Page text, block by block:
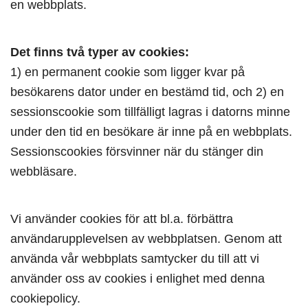
en webbplats.
Det finns två typer av cookies:
1) en permanent cookie som ligger kvar på
besökarens dator under en bestämd tid, och 2) en
sessionscookie som tillfälligt lagras i datorns minne
under den tid en besökare är inne på en webbplats.
Sessionscookies försvinner när du stänger din
webbläsare.
Vi använder cookies för att bl.a. förbättra
användarupplevelsen av webbplatsen. Genom att
använda vår webbplats samtycker du till att vi
använder oss av cookies i enlighet med denna
cookiepolicy.